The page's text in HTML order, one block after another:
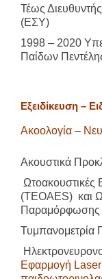
Τέως
(ΕΣΥ)
1998 – 2020
Παίδων
Εξειδίκευση –
Ακοολογία –
Ακουστικά
(TEOAES) και
Παραμόρφωσης
Τυμπανομετρία
Εφαρμογή